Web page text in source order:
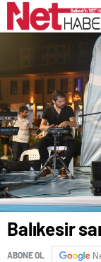
Balıkesir
ABONE OL